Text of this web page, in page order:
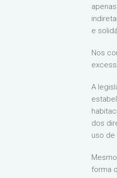
e
Nos
A
dos
uso
forma